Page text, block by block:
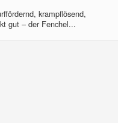
krampflösend,
gut – der Fenchel...